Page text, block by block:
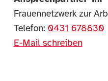
Frauennetzwerk zur
Telefon: 0431 678830
E-Mail schreiben